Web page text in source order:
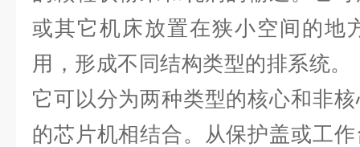
或其它机床放置在狭小空间的地
用，形成不同结构类型的排系
它可以分为两种类型的核心和非
的芯片机相结合。从保护盖或工